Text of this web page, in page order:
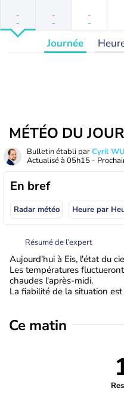
-
-
-
-
-
-
Journée
MÉTÉO DU JOUR
Bulletin établi parCyril
Actualisé à 05h15 -
En bref
Radar météo Heure par
Résumé de l’expert
Aujourd'hui à Eis, l'état du
Les températures
chaudes l'après-midi.
La fiabilité de la situation
Ce matin